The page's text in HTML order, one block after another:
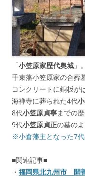
「小笠原家歴代奥城 」。
千束藩小笠原家の合葬墓
コンクリートに銅板が
海禅寺に葬られた4代
8代小笠原貞寧までの
9代小笠原貞正の墓のよ
※小倉藩主となった7代
■関連記事■
・ 福岡県北九州市 開